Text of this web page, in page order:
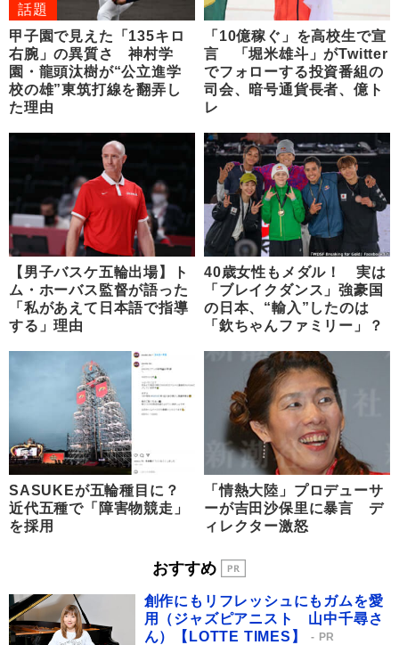
話題
甲子園で見えた「135キロ
右腕」の異質さ 神村学
園・龍頭汰樹が“公立進学
校の雄”東筑打線を翻弄し
た理由
「10億稼ぐ」を高校生で宣
言 「堀米雄斗」がTwitter
でフォローする投資番組の
司会、暗号通貨長者、億ト
レ
【男子バスケ五輪出場】ト
ム・ホーバス監督が語った
「私があえて日本語で指導
する」理由
40歳女性もメダル！ 実は
「ブレイクダンス」強豪国
の日本、“輸入”したのは
「欽ちゃんファミリー」？
SASUKEが五輪種目に？
近代五種で「障害物競走」
を採用
「情熱大陸」プロデューサ
ーが吉田沙保里に暴言 デ
ィレクター激怒
おすすめ
創作にもリフレッシュにもガムを愛
用（ジャズピアニスト 山中千尋さ
ん）【LOTTE TIMES】
PR